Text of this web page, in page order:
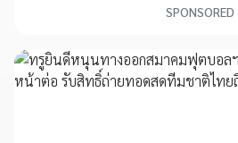
SPONSORED